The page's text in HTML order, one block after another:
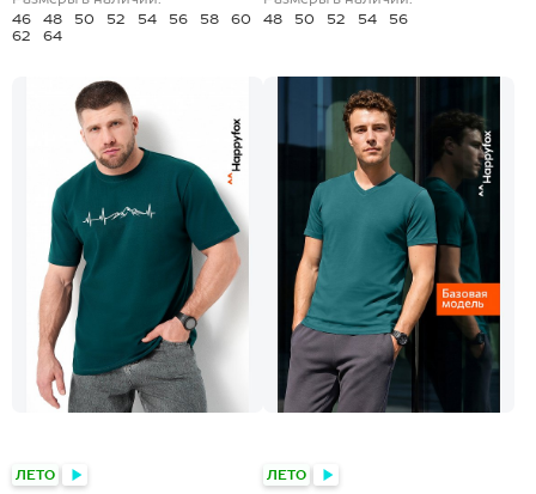
46
48 50 52 54 56 58
60
62
64
48
50 52 54 56
ЛЕТО ЛЕТО